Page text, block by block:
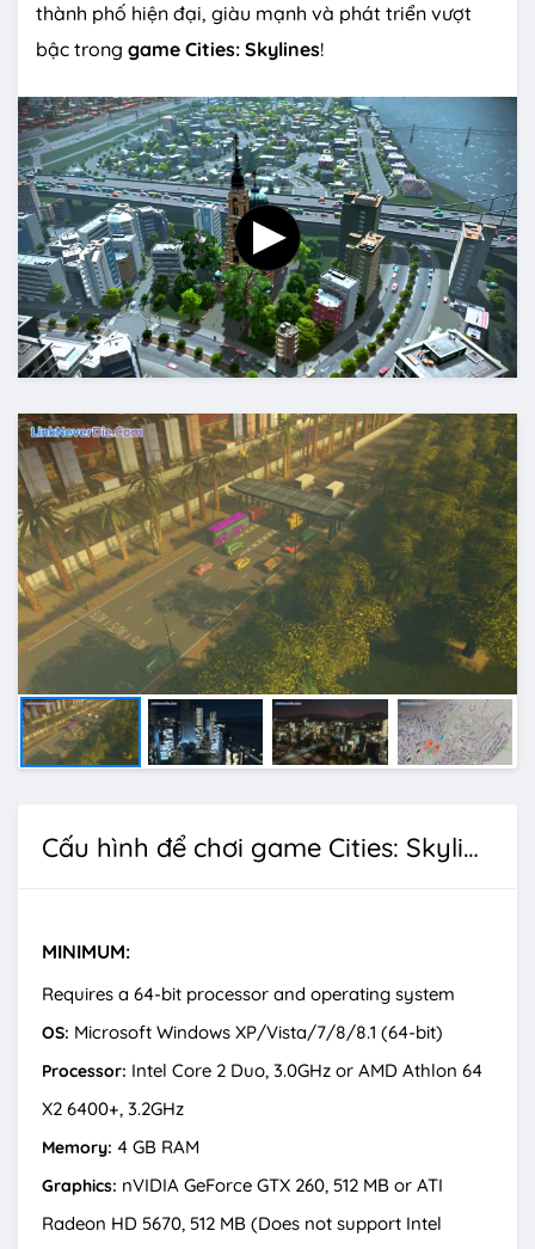
thành phố hiện đại, giàu mạnh và phát triển vượt
bậc trong game Cities: Skylines!
Cấu hình để chơi game Cities: Skylines
MINIMUM:
Requires a 64-bit processor and operating system
OS: Microsoft Windows XP/Vista/7/8/8.1 (64-bit)
Processor: Intel Core 2 Duo, 3.0GHz or AMD Athlon 64
X2 6400+, 3.2GHz
Memory: 4 GB RAM
Graphics: nVIDIA GeForce GTX 260, 512 MB or ATI
Radeon HD 5670, 512 MB (Does not support Intel